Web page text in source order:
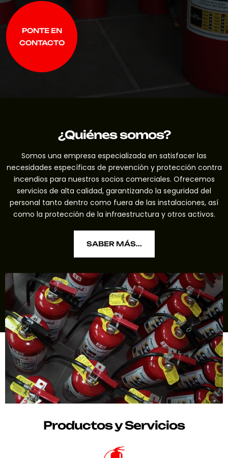
PONTE EN
CONTACTO
CONTACTO
¿Quiénes somos?
Somos una empresa especializada en satisfacer las
necesidades específicas de prevención y protección contra
incendios para nuestros socios comerciales. Ofrecemos
servicios de alta calidad, garantizando la seguridad del
personal tanto dentro como fuera de las instalaciones, así
como la protección de la infraestructura y otros activos.
SABER MÁS...
Productos y Servicios